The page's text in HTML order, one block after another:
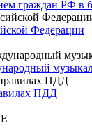
граждан РФ в
Федерации
ПДД